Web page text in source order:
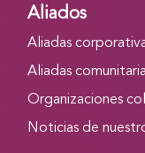
Aliados
Aliadas
Aliadas
Organizaciones
Noticias de